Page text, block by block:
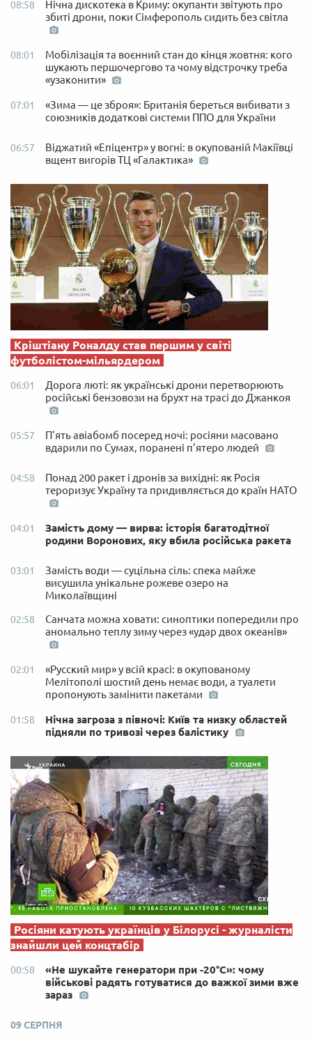
08:58
Нічна дискотека в Криму: окупанти звітують про
збиті дрони, поки Сімферополь сидить без світла
08:01
Мобілізація та воєнний стан до кінця жовтня: кого
шукають першочергово та чому відстрочку треба
«узаконити»
07:01
«Зима — це зброя»: Британія береться вибивати з
союзників додаткові системи ППО для України
06:57
Віджатий «Епіцентр» у вогні: в окупованій Макіївці
вщент вигорів ТЦ «Галактика»
Кріштіану Роналду став першим у світі
футболістом-мільярдером
06:01
Дорога люті: як українські дрони перетворюють
російські бензовози на брухт на трасі до Джанкоя
05:57
П'ять авіабомб посеред ночі: росіяни масовано
вдарили по Сумах, поранені п'ятеро людей
04:58
Понад 200 ракет і дронів за вихідні: як Росія
тероризує Україну та придивляється до країн НАТО
04:01
Замість дому — вирва: історія багатодітної
родини Воронових, яку вбила російська ракета
03:01
Замість води — суцільна сіль: спека майже
висушила унікальне рожеве озеро на
Миколаївщині
02:58
Санчата можна ховати: синоптики попередили про
аномально теплу зиму через «удар двох океанів»
02:01
«Русский мир» у всій красі: в окупованому
Мелітополі шостий день немає води, а туалети
пропонують замінити пакетами
01:58
Нічна загроза з півночі: Київ та низку областей
підняли по тривозі через балістику
Росіяни катують українців у Білорусі - журналісти
знайшли цей концтабір
00:58
«Не шукайте генератори при -20°C»: чому
військові радять готуватися до важкої зими вже
зараз
09 СЕРПНЯ